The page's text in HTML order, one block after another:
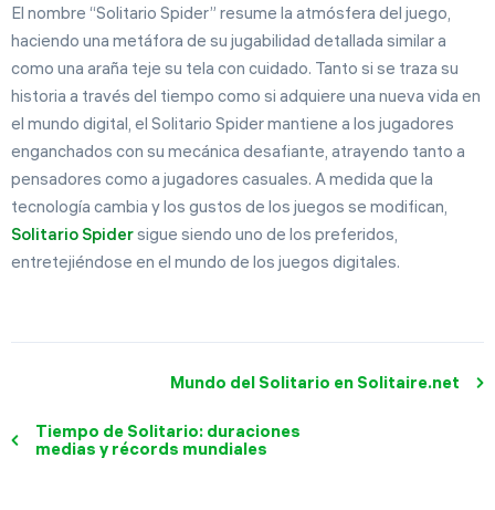
El nombre “Solitario Spider” resume la atmósfera del juego,
haciendo una metáfora de su jugabilidad detallada similar a
como una araña teje su tela con cuidado. Tanto si se traza su
historia a través del tiempo como si adquiere una nueva vida en
el mundo digital, el Solitario Spider mantiene a los jugadores
enganchados con su mecánica desafiante, atrayendo tanto a
pensadores como a jugadores casuales. A medida que la
tecnología cambia y los gustos de los juegos se modifican,
Solitario Spidersigue siendo uno de los preferidos,
entretejiéndose en el mundo de los juegos digitales.
Mundo del Solitario en Solitaire.net
Tiempo de Solitario: duraciones
medias y récords mundiales